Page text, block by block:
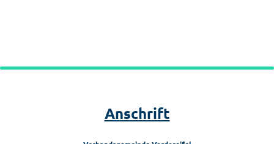
Anschrift